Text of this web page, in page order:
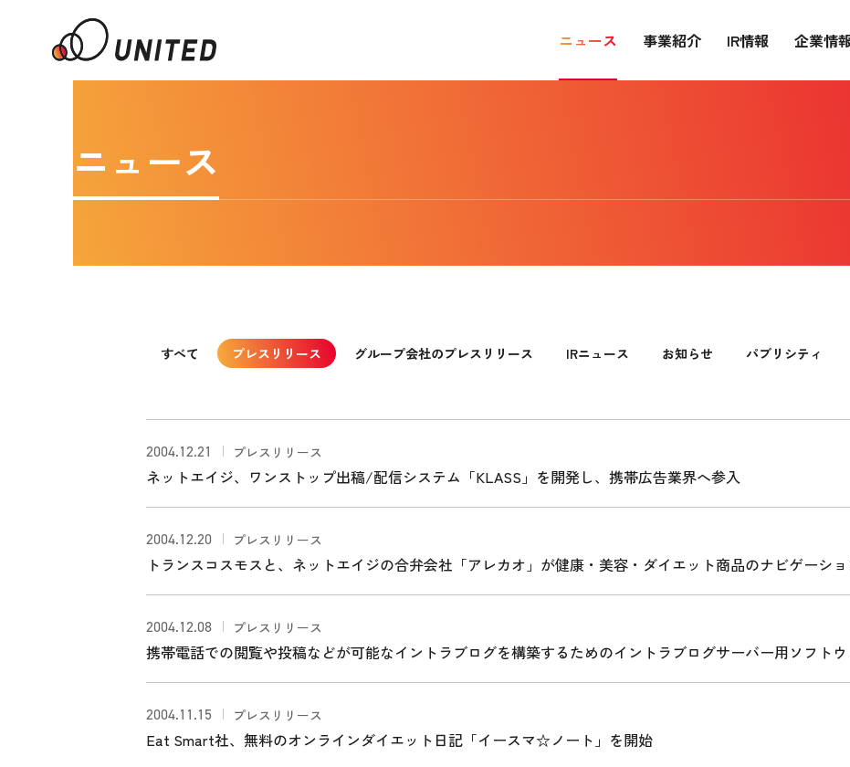
ニュース 事業紹介 IR情報 企業情
ニュース
すべて プレスリリース グループ会社のプレスリリース IRニュース お知らせ パブリシティ
2004.12.21 プレスリリース
ネットエイジ、ワンストップ出稿/配信システム「KLASS」を開発し、携帯広告業界へ参入
2004.12.20 プレスリリース
トランスコスモスと、ネットエイジの合弁会社「アレカオ」が健康・美容・ダイエット商品のナビゲーシ
2004.12.08 プレスリリース
携帯電話での閲覧や投稿などが可能なイントラブログを構築するためのイントラブログサーバー用ソフト
2004.11.15 プレスリリース
Eat Smart社、無料のオンラインダイエット日記「イースマ☆ノート」を開始